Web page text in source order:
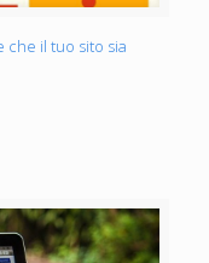
il tuo sito sia